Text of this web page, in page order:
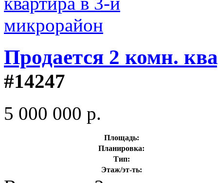
Продается 2 комн.
#14247
5 000 000 р.
Площадь:
Планировка:
Тип:
Этаж/эт-ть: